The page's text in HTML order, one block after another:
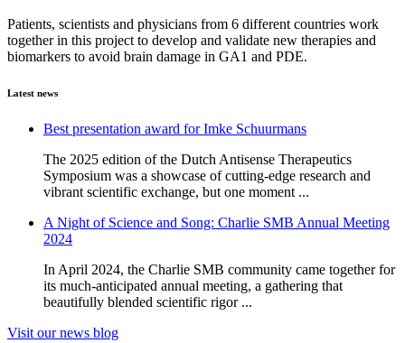
Patients, scientists and physicians from 6 different countries work
together in this project to develop and validate new therapies and
biomarkers to avoid brain damage in GA1 and PDE.
Latest news
Best presentation award for Imke Schuurmans
The 2025 edition of the Dutch Antisense Therapeutics
Symposium was a showcase of cutting-edge research and
vibrant scientific exchange, but one moment ...
A Night of Science and Song: Charlie SMB Annual Meeting
2024
In April 2024, the Charlie SMB community came together for
its much-anticipated annual meeting, a gathering that
beautifully blended scientific rigor ...
Visit our news blog